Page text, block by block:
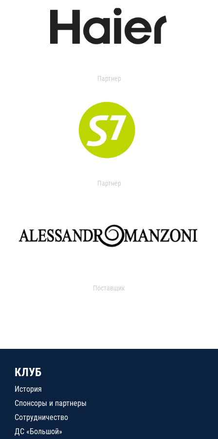
Партнер
Партнер
Поставщик
КЛУБ
История
Спонсоры и партнеры
Сотрудничество
ДС «Большой»